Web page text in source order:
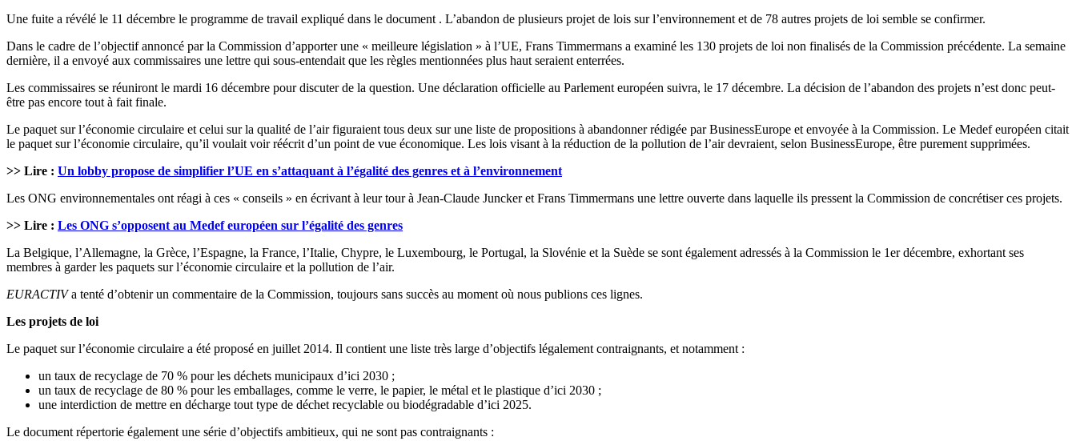
Une fuite a révélé le 11 décembre le programme de travail expliqué dans le document . L’abandon de plusieurs projet de lois sur l’environnement et de 78 autres projets de loi semble se confirmer.
Dans le cadre de l’objectif annoncé par la Commission d’apporter une « meilleure législation » à l’UE, Frans Timmermans a examiné les 130 projets de loi non finalisés de la Commission précédente. La semaine
dernière, il a envoyé aux commissaires une lettre qui sous-entendait que les règles mentionnées plus haut seraient enterrées.
Les commissaires se réuniront le mardi 16 décembre pour discuter de la question. Une déclaration officielle au Parlement européen suivra, le 17 décembre. La décision de l’abandon des projets n’est donc peut-
être pas encore tout à fait finale.
Le paquet sur l’économie circulaire et celui sur la qualité de l’air figuraient tous deux sur une liste de propositions à abandonner rédigée par BusinessEurope et envoyée à la Commission. Le Medef européen citait
le paquet sur l’économie circulaire, qu’il voulait voir réécrit d’un point de vue économique. Les lois visant à la réduction de la pollution de l’air devraient, selon BusinessEurope, être purement supprimées.
>> Lire : Un lobby propose de simplifier l’UE en s’attaquant à l’égalité des genres et à l’environnement
Les ONG environnementales ont réagi à ces « conseils » en écrivant à leur tour à Jean-Claude Juncker et Frans Timmermans une lettre ouverte dans laquelle ils pressent la Commission de concrétiser ces projets.
>> Lire : Les ONG s’opposent au Medef européen sur l’égalité des genres
La Belgique, l’Allemagne, la Grèce, l’Espagne, la France, l’Italie, Chypre, le Luxembourg, le Portugal, la Slovénie et la Suède se sont également adressés à la Commission le 1er décembre, exhortant ses
membres à garder les paquets sur l’économie circulaire et la pollution de l’air.
EURACTIVa tenté d’obtenir un commentaire de la Commission, toujours sans succès au moment où nous publions ces lignes.
Les projets de loi
Le paquet sur l’économie circulaire a été proposé en juillet 2014. Il contient une liste très large d’objectifs légalement contraignants, et notamment :
un taux de recyclage de 70 % pour les déchets municipaux d’ici 2030 ;
un taux de recyclage de 80 % pour les emballages, comme le verre, le papier, le métal et le plastique d’ici 2030 ;
une interdiction de mettre en décharge tout type de déchet recyclable ou biodégradable d’ici 2025.
Le document répertorie également une série d’objectifs ambitieux, qui ne sont pas contraignants :